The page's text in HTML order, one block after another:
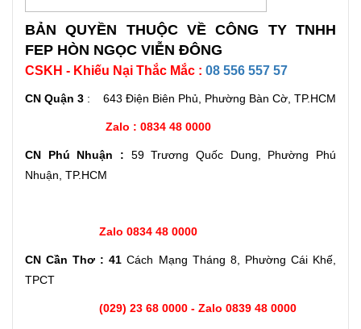
BẢN QUYỀN THUỘC VỀ CÔNG TY TNHH
FEP HÒN NGỌC VIỄN ĐÔNG
CSKH - Khiếu Nại Thắc Mắc : 08 556 557 57
CN Quận 3 : 643 Điện Biên Phủ, Phường Bàn Cờ, TP.HCM
Zalo : 0834 48 0000
CN Phú Nhuận : 59 Trương Quốc Dung, Phường Phú
Nhuận, TP.HCM
Zalo 0834 48 0000
CN Cần Thơ : 41 Cách Mạng Tháng 8, Phường Cái Khế,
TPCT
(029) 23 68 0000 - Zalo 0839 48 0000